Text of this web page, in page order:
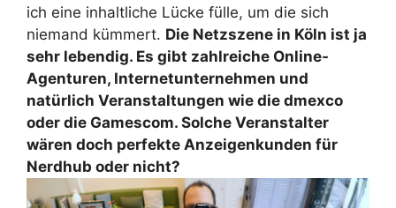
ich eine inhaltliche Lücke fülle, um die sich
niemand kümmert. Die Netzszene in Köln ist ja
sehr lebendig. Es gibt zahlreiche Online-
Agenturen, Internetunternehmen und
natürlich Veranstaltungen wie die dmexco
oder die Gamescom. Solche Veranstalter
wären doch perfekte Anzeigenkunden für
Nerdhub oder nicht?